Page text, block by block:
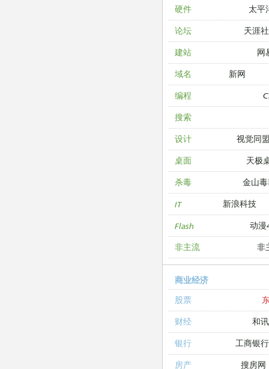
硬件 太平
论坛 天涯
建站 网
域名 新网
编程
搜索
设计 视觉同
桌面 天极
杀毒 金山
IT 新浪科技
Flash 动漫
非主流 非
商业经济
股票
财经 和
银行 工商银行
房产 搜房网